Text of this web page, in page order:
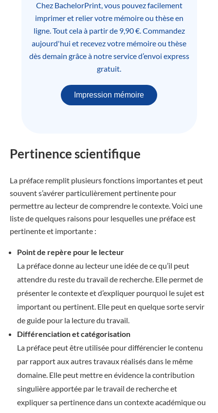
Chez BachelorPrint, vous pouvez facilement
imprimer et relier votre mémoire ou thèse en
ligne. Tout cela à partir de 9,90 €. Commandez
aujourd'hui et recevez votre mémoire ou thèse
dès demain grâce à notre service d’envoi express
gratuit.
Impression mémoire
Pertinence scientifique
La préface remplit plusieurs fonctions importantes et peut
souvent s’avérer particulièrement pertinente pour
permettre au lecteur de comprendre le contexte. Voici une
liste de quelques raisons pour lesquelles une préface est
pertinente et importante :
Point de repère pour le lecteur
La préface donne au lecteur une idée de ce qu’il peut
attendre du reste du travail de recherche. Elle permet de
présenter le contexte et d’expliquer pourquoi le sujet est
important ou pertinent. Elle peut en quelque sorte servir
de guide pour la lecture du travail.
Différenciation et catégorisation
La préface peut être utilisée pour différencier le contenu
par rapport aux autres travaux réalisés dans le même
domaine. Elle peut mettre en évidence la contribution
singulière apportée par le travail de recherche et
expliquer sa pertinence dans un contexte académique ou